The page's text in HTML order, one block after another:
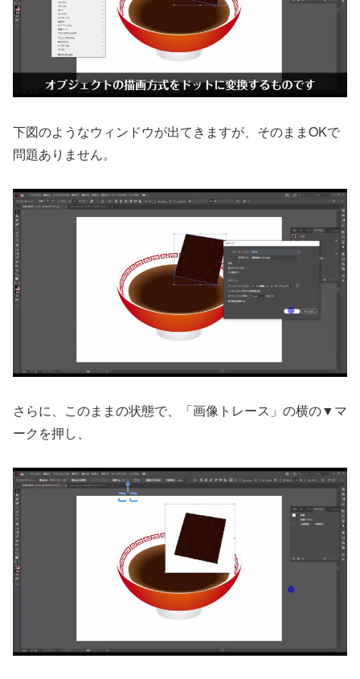
下図のようなウィンドウが出てきますが、そのままOKで
問題ありません。
さらに、このままの状態で、「画像トレース」の横の▼マ
ークを押し、